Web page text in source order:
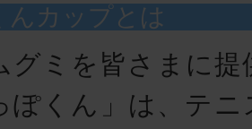
んカップとは
グミを皆さまに
ぽくん」は、テ